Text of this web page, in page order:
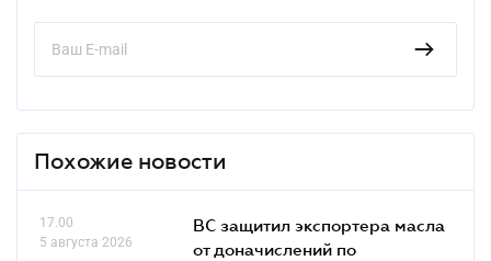
Похожие новости
17.00
5 августа 2026
ВС защитил экспортера масла
от доначислений по